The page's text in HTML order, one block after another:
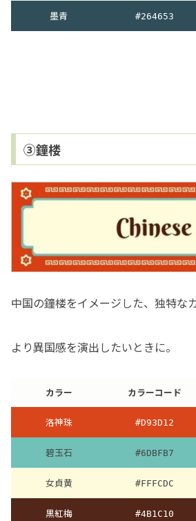
墨青 #264653
③鐘楼
中国の鐘楼をイメージした、独特な
より異国感を演出したいときに。
カラー カラーコード
洛神珠 #D93D12
碧玉石 #6DBFB7
女貞黄 #FFFCDC
黒紅梅 #4B1C10